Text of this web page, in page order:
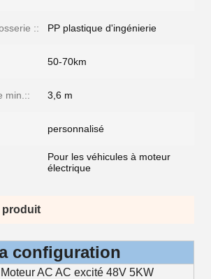
:: PP plastique d'ingénierie
50-70km
min.:: 3,6 m
personnalisé
Pour les véhicules à moteur
électrique
produit
configuration
Moteur AC AC excité 48V 5KW